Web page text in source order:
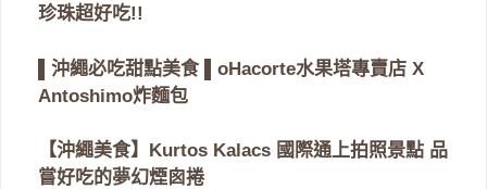
珍珠超好吃!!
▌沖繩必吃甜點美食 ▌oHacorte水果塔專賣店 X
Antoshimo炸麵包
【沖繩美食】Kurtos Kalacs 國際通上拍照景點 品
嘗好吃的夢幻煙囪捲